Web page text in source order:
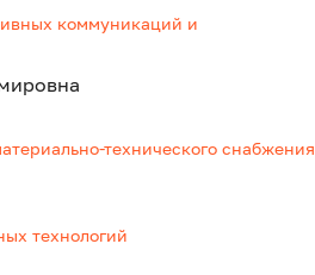
коммуникаций и
технического снабжения
технологий